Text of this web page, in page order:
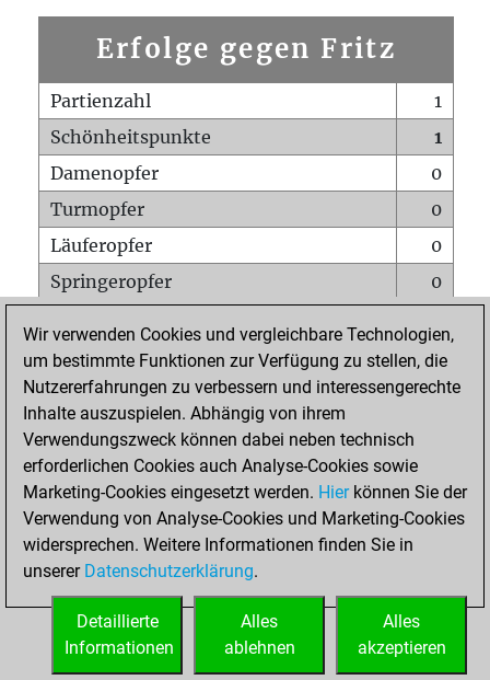
Erfolge gegen Fritz
Partienzahl
1
Schönheitspunkte
1
Damenopfer
0
Turmopfer
0
Läuferopfer
0
Springeropfer
0
Matt auf vollem Brett
0
Bauer setzt Matt
0
Erstickte Matts
Unterverwandlungen
Türme auf der siebten
0
STARTSEITE
Wir verwenden Cookies und vergleichbare Technologien,
um bestimmte Funktionen zur Verfügung zu stellen, die
Nutzererfahrungen zu verbessern und interessengerechte
Inhalte auszuspielen. Abhängig von ihrem
Verwendungszweck können dabei neben technisch
erforderlichen Cookies auch Analyse-Cookies sowie
Marketing-Cookies eingesetzt werden. Hierkönnen Sie der
Verwendung von Analyse-Cookies und Marketing-Cookies
widersprechen. Weitere Informationen finden Sie in
unserer Datenschutzerklärung.
Alles
akzeptieren
Alles
ablehnen
Detaillierte
Informationen